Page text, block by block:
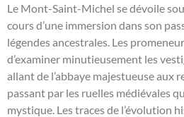
Le Mont-Saint-Michel se dévoile
cours d’une immersion dans son
légendes ancestrales. Les
d’examiner minutieusement les
allant de l’abbaye majestueuse aux
passant par les ruelles médiévales
mystique. Les traces de l’évolution